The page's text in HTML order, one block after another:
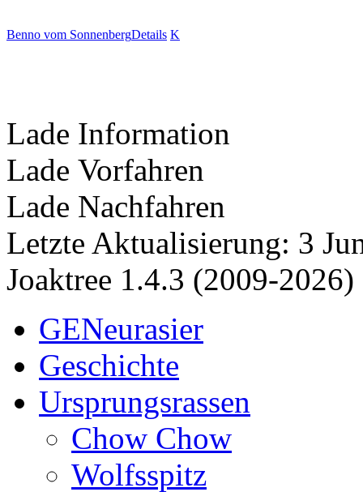
Benno vom SonnenbergDetails K
Lade Information
Lade Vorfahren
Lade Nachfahren
Letzte Aktualisierung: 3
Joaktree 1.4.3 (2009-2026)
GENeurasier
Geschichte
Ursprungsrassen
Chow Chow
Wolfsspitz